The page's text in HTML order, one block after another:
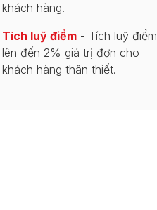
khách hàng.
Tích luỹ điểm - Tích luỹ điểm
lên đến 2% giá trị đơn cho
khách hàng thân thiết.